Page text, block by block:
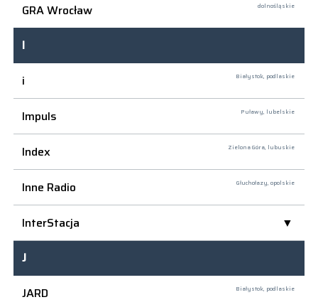
GRA Wrocław dolnośląskie
I
i
Białystok, podlaskie
Impuls Puławy, lubelskie
Index Zielona Góra, lubuskie
Inne Radio Głuchołazy, opolskie
InterStacja
J
JARD
Białystok, podlaskie